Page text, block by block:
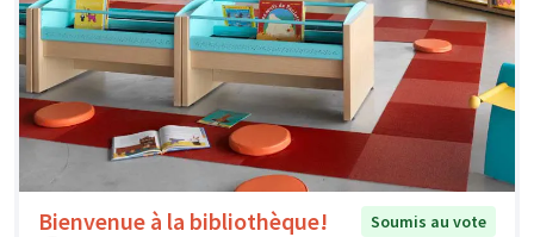
Bienvenue à la bibliothèque!
Soumis au vote